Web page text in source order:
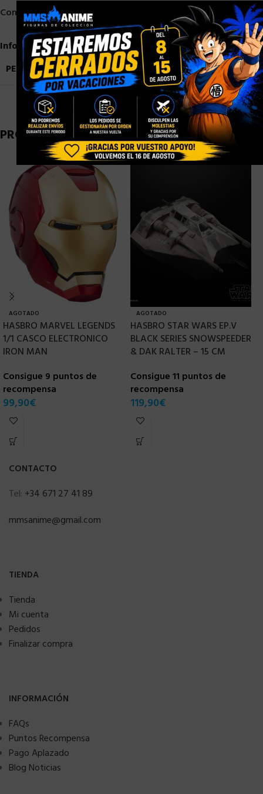
Compartir:
Información adicional
PESO
0,9 kg
PRODUCTOS RELACIONADOS
AGOTADO
HASBRO MARVEL LEGENDS
1/1 CASCO ELECTRONICO
IRON MAN
Consigue 9 puntos de
recompensa
99,90€
AGOTADO
HASBRO STAR WARS EP.V
BLACK SERIES SNOWSPEEDER
& DAK RALTER – 15 CM
Consigue 11 puntos de
recompensa
119,90€
CONTACTO
Tel: +34 671 27 41 89
mmsanime@gmail.com
TIENDA
Tienda
Mi cuenta
Pedidos
Finalizar compra
INFORMACIÓN
FAQs
Puntos Recompensa
Pago Aplazado
Blog Noticias
×